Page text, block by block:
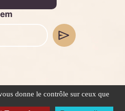
-Stafe.fr
de confidentialité
donne le contrôle sur ceux que